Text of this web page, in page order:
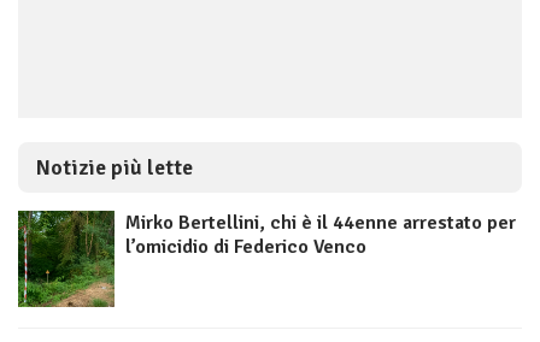
Notizie più lette
Mirko Bertellini, chi è il 44enne arrestato per
l’omicidio di Federico Venco